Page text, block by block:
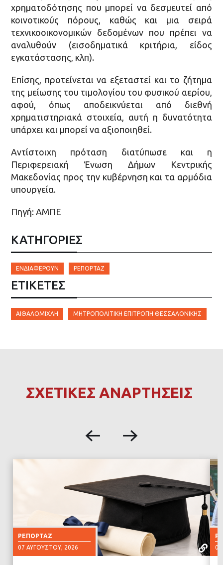
χρηματοδότησης που μπορεί να δεσμευτεί από
κοινοτικούς πόρους, καθώς και μια σειρά
τεχνικοοικονομικών δεδομένων που πρέπει να
αναλυθούν (εισοδηματικά κριτήρια, είδος
εγκατάστασης, κλπ).
Επίσης, προτείνεται να εξεταστεί και το ζήτημα
της μείωσης του τιμολογίου του φυσικού αερίου,
αφού, όπως αποδεικνύεται από διεθνή
χρηματιστηριακά στοιχεία, αυτή η δυνατότητα
υπάρχει και μπορεί να αξιοποιηθεί.
Αντίστοιχη πρόταση διατύπωσε και η
Περιφερειακή Ένωση Δήμων Κεντρικής
Μακεδονίας προς την κυβέρνηση και τα αρμόδια
υπουργεία.
Πηγή: ΑΜΠΕ
ΚΑΤΗΓΟΡΙΕΣ
ΕΝΔΙΑΦΈΡΟΥΝ ΡΕΠΟΡΤΆΖ
ΕΤΙΚΈΤΕΣ
ΑΙΘΑΛΟΜΊΧΛΗ ΜΗΤΡΟΠΟΛΙΤΙΚΉ ΕΠΙΤΡΟΠΉ ΘΕΣΣΑΛΟΝΊΚΗΣ
ΣΧΕΤΙΚΕΣ ΑΝΑΡΤΗΣΕΙΣ
ΡΕΠΟΡΤΆΖ
07 ΑΥΓΟΎΣΤΟΥ, 2026